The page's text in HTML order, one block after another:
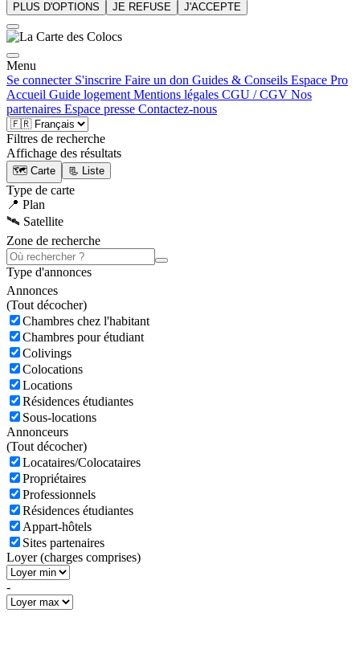
PLUS D'OPTIONS JE REFUSE J'ACCEPTE
Menu
Se connecter S'inscrire Faire un don Guides & Conseils Espace Pro
Accueil Guide logement Mentions légales CGU / CGV Nos
partenaires Espace presse Contactez-nous
Filtres de recherche
Affichage des résultats
🗺️ Carte 📃 Liste
Type de carte
📍 Plan
🛰️ Satellite
Zone de recherche
Type d'annonces
Annonces
(Tout décocher)
Chambres chez l'habitant
Chambres pour étudiant
Colivings
Colocations
Locations
Résidences étudiantes
Sous-locations
Annonceurs
(Tout décocher)
Locataires/Colocataires
Propriétaires
Professionnels
Résidences étudiantes
Appart-hôtels
Sites partenaires
Loyer (charges comprises)
-